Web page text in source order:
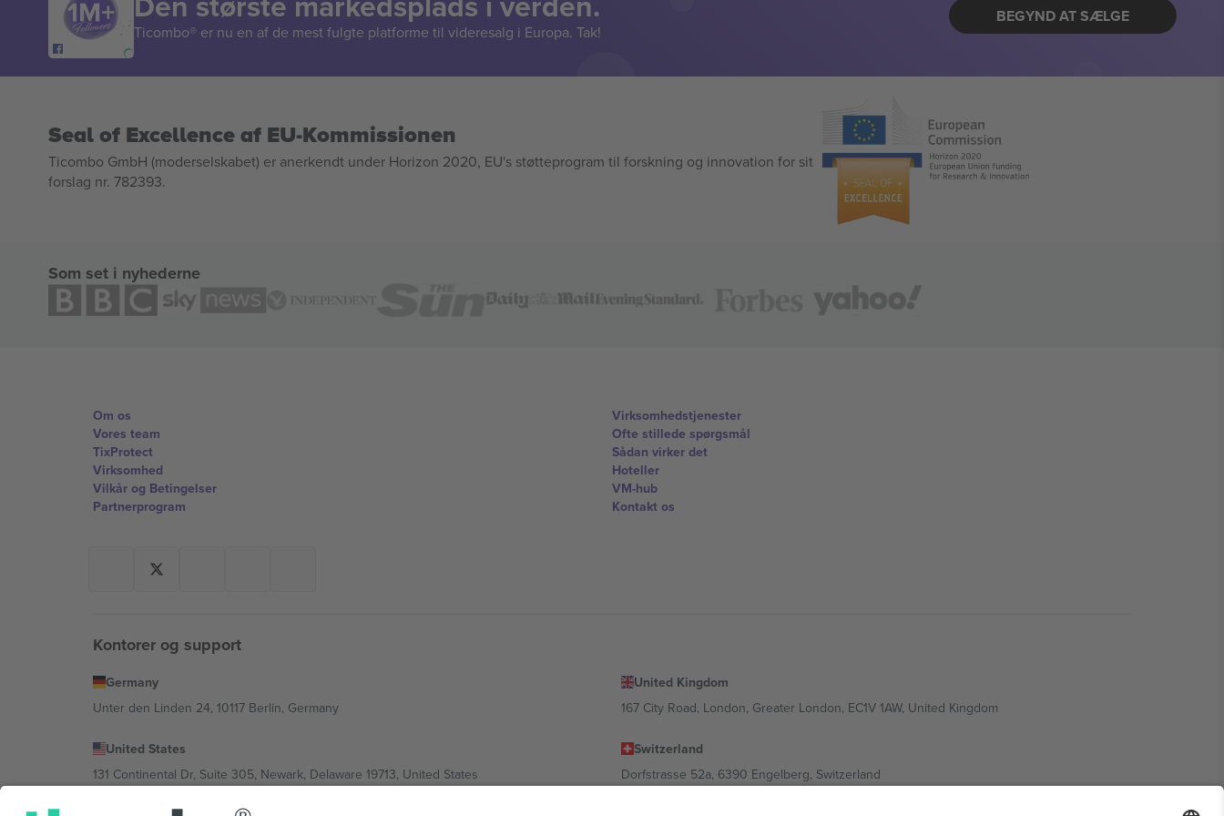
Ticombo® er nu en af de mest fulgte platforme til videresalg i Europa. Tak!
BEGYND AT SÆLGE
Seal of Excellence af EU-Kommissionen
Ticombo GmbH (moderselskabet) er anerkendt under Horizon 2020, EU's støtteprogram til forskning og innovation for sit
forslag nr. 782393.
Som set i nyhederne
Om os
Vores team
TixProtect
Virksomhed
Vilkår og Betingelser
Partnerprogram
Virksomhedstjenester
Ofte stillede spørgsmål
Sådan virker det
Hoteller
VM-hub
Kontakt os
Kontorer og support
Germany
Unter den Linden 24, 10117 Berlin, Germany
United Kingdom
167 City Road, London, Greater London, EC1V 1AW, United Kingdom
United States
131 Continental Dr, Suite 305, Newark, Delaware 19713, United States
Switzerland
Dorfstrasse 52a, 6390 Engelberg, Switzerland